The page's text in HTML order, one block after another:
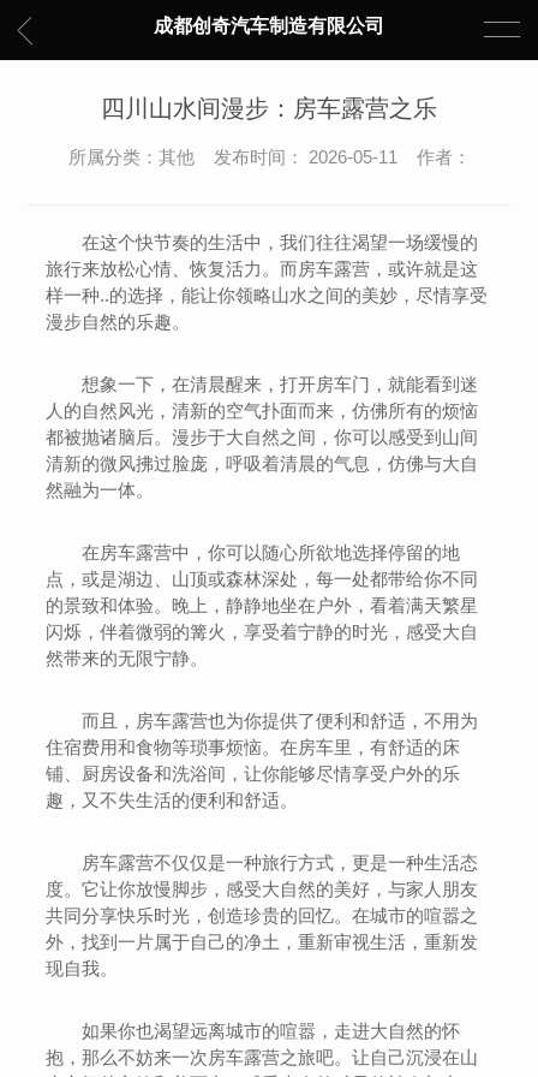
成都创奇汽车制造有限公司
四川山水间漫步：房车露营之乐
所属分类：其他 发布时间： 2026-05-11 作者：
在这个快节奏的生活中，我们往往渴望一场缓慢的
旅行来放松心情、恢复活力。而房车露营，或许就是这
样一种..的选择，能让你领略山水之间的美妙，尽情享受
漫步自然的乐趣。
想象一下，在清晨醒来，打开房车门，就能看到迷
人的自然风光，清新的空气扑面而来，仿佛所有的烦恼
都被抛诸脑后。漫步于大自然之间，你可以感受到山间
清新的微风拂过脸庞，呼吸着清晨的气息，仿佛与大自
然融为一体。
在房车露营中，你可以随心所欲地选择停留的地
点，或是湖边、山顶或森林深处，每一处都带给你不同
的景致和体验。晚上，静静地坐在户外，看着满天繁星
闪烁，伴着微弱的篝火，享受着宁静的时光，感受大自
然带来的无限宁静。
而且，房车露营也为你提供了便利和舒适，不用为
住宿费用和食物等琐事烦恼。在房车里，有舒适的床
铺、厨房设备和洗浴间，让你能够尽情享受户外的乐
趣，又不失生活的便利和舒适。
房车露营不仅仅是一种旅行方式，更是一种生活态
度。它让你放慢脚步，感受大自然的美好，与家人朋友
共同分享快乐时光，创造珍贵的回忆。在城市的喧嚣之
外，找到一片属于自己的净土，重新审视生活，重新发
现自我。
如果你也渴望远离城市的喧嚣，走进大自然的怀
抱，那么不妨来一次房车露营之旅吧。让自己沉浸在山